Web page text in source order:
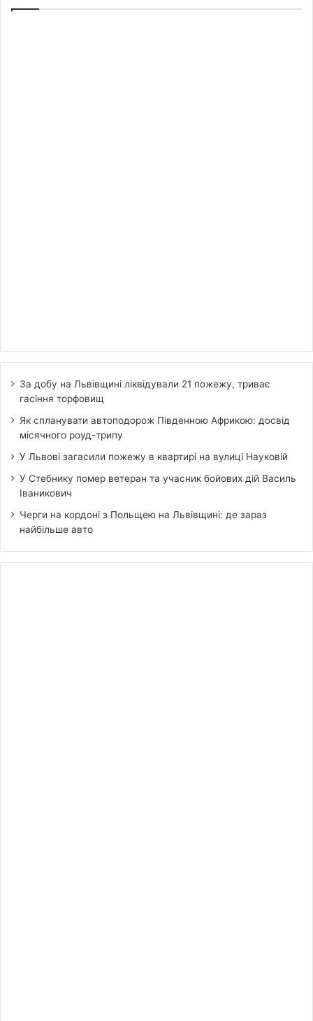
За добу на Львівщині ліквідували 21 пожежу, триває
гасіння торфовищ
Як спланувати автоподорож Південною Африкою: досвід
місячного роуд-трипу
У Львові загасили пожежу в квартирі на вулиці Науковій
У Стебнику помер ветеран та учасник бойових дій Василь
Іваникович
Черги на кордоні з Польщею на Львівщині: де зараз
найбільше авто